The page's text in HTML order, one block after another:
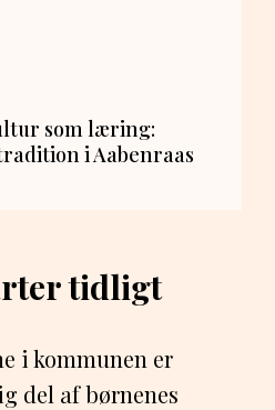
som læring:
i Aabenraas
tidligt
i kommunen er
del af børnenes